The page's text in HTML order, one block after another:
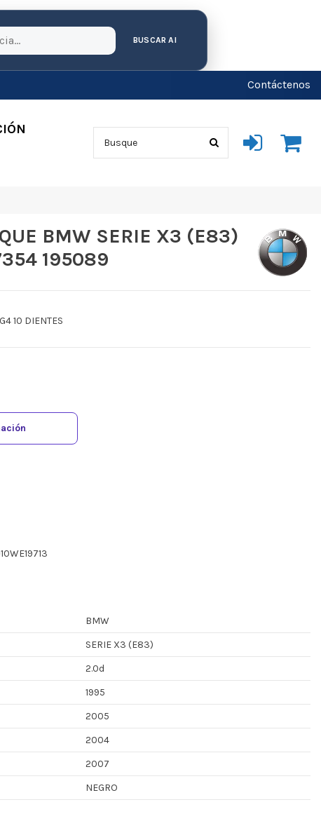
BUSCAR AI
Contáctenos
BMW SERIE X3 (E83)
195089
10 DIENTES
BMW
SERIE X3 (E83)
2.0d
1995
2005
2004
2007
NEGRO